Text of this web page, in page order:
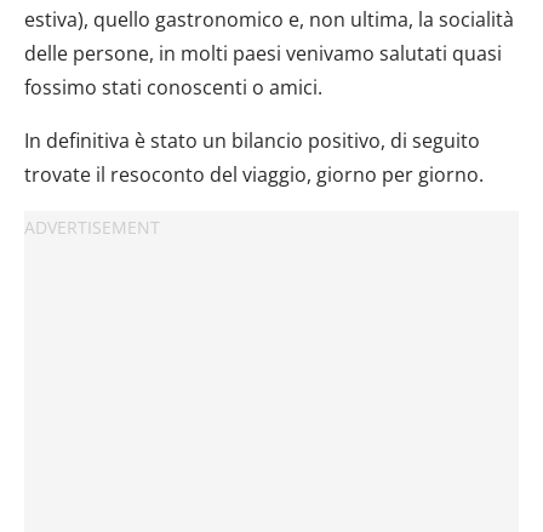
estiva), quello gastronomico e, non ultima, la socialità
delle persone, in molti paesi venivamo salutati quasi
fossimo stati conoscenti o amici.
In definitiva è stato un bilancio positivo, di seguito
trovate il resoconto del viaggio, giorno per giorno.